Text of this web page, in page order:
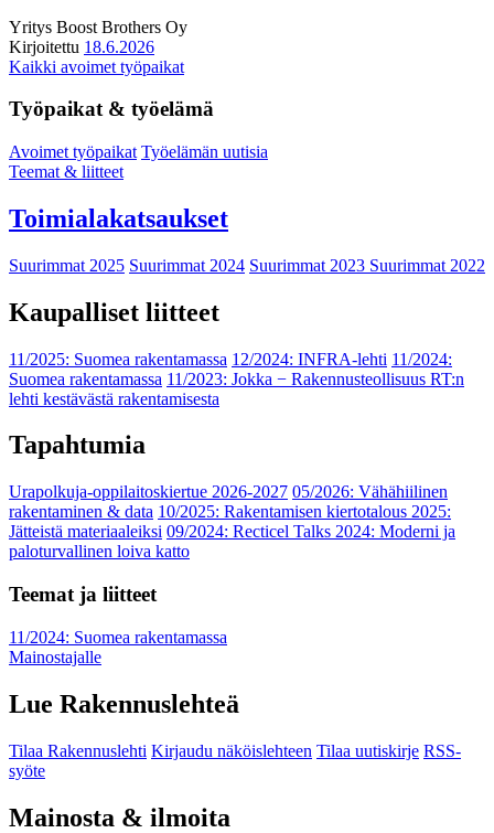
Yritys Boost Brothers Oy
Kirjoitettu 18.6.2026
Kaikki avoimet työpaikat
Työpaikat & työelämä
Avoimet työpaikat Työelämän uutisia
Teemat & liitteet
Toimialakatsaukset
Suurimmat 2025 Suurimmat 2024 Suurimmat 2023 Suurimmat 2022
Kaupalliset liitteet
11/2025: Suomea rakentamassa 12/2024: INFRA-lehti 11/2024:
Suomea rakentamassa 11/2023: Jokka − Rakennusteollisuus RT:n
lehti kestävästä rakentamisesta
Tapahtumia
Urapolkuja-oppilaitoskiertue 2026-2027 05/2026: Vähähiilinen
rakentaminen & data 10/2025: Rakentamisen kiertotalous 2025:
Jätteistä materiaaleiksi 09/2024: Recticel Talks 2024: Moderni ja
paloturvallinen loiva katto
Teemat ja liitteet
11/2024: Suomea rakentamassa
Mainostajalle
Lue Rakennuslehteä
Tilaa Rakennuslehti Kirjaudu näköislehteen Tilaa uutiskirje RSS-
syöte
Mainosta & ilmoita